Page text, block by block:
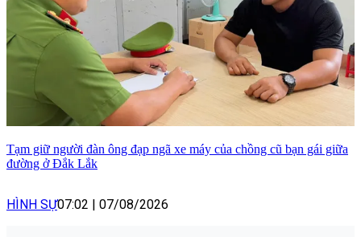
Tạm giữ người đàn ông đạp ngã xe máy của chồng cũ bạn gái giữa
đường ở Đắk Lắk
HÌNH SỰ07:02 | 07/08/2026